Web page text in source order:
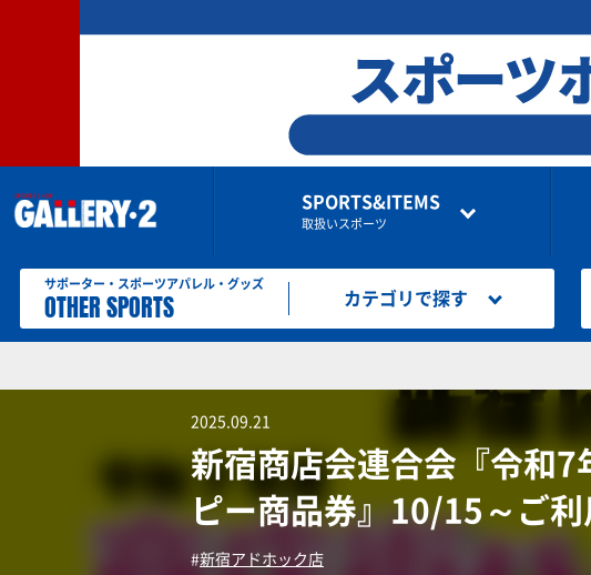
SPORTS&ITEMS
取扱いスポーツ
サポーター・スポーツアパレル・グッズ
OTHER SPORTS カテゴリで探す
2025.09.21
新宿商店会連合会『令和7
ピー商品券』10/15～ご利
新宿アドホック店